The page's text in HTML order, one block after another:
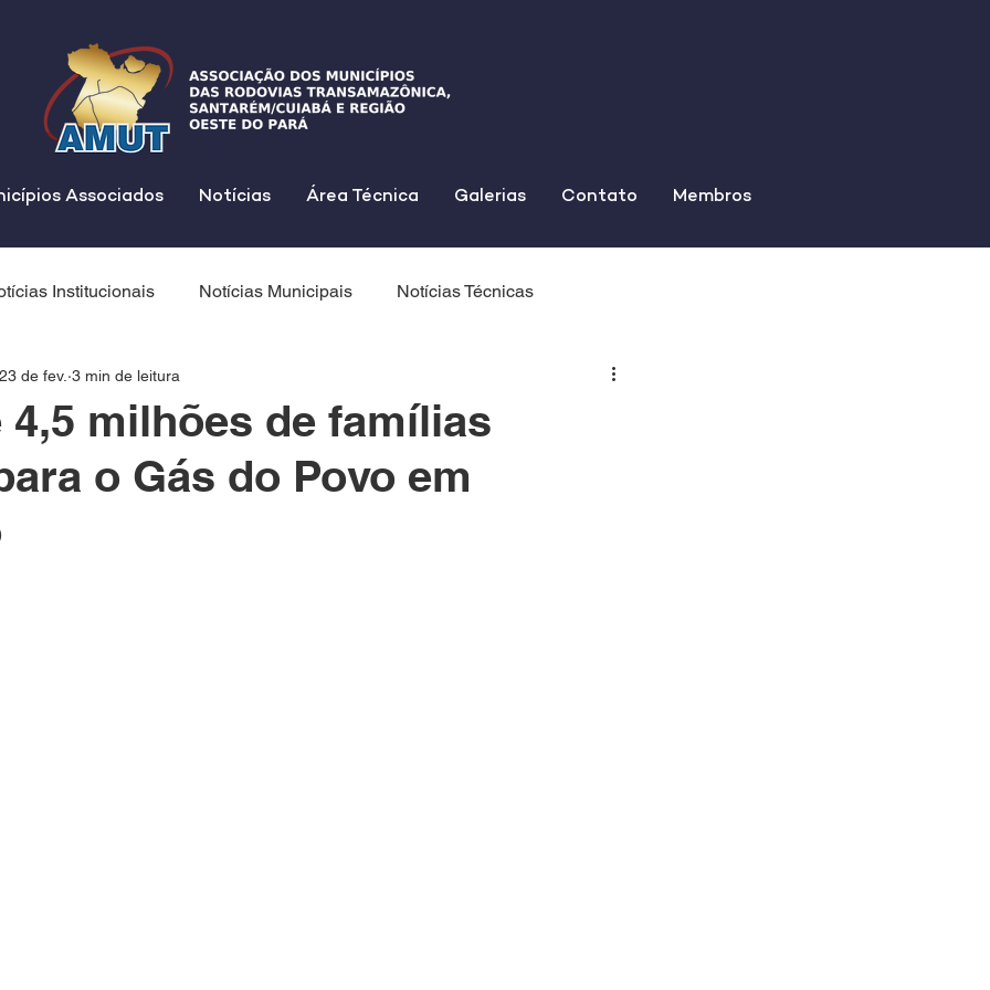
Associados Notícias Área Técnica Galerias Contato Membros
Institucionais Notícias Municipais Notícias Técnicas
4,5 milhões de famílias
o Gás do Povo em
23 de fev. 3 min de leitura